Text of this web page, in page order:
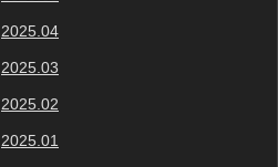
2025.04
2025.03
2025.02
2025.01